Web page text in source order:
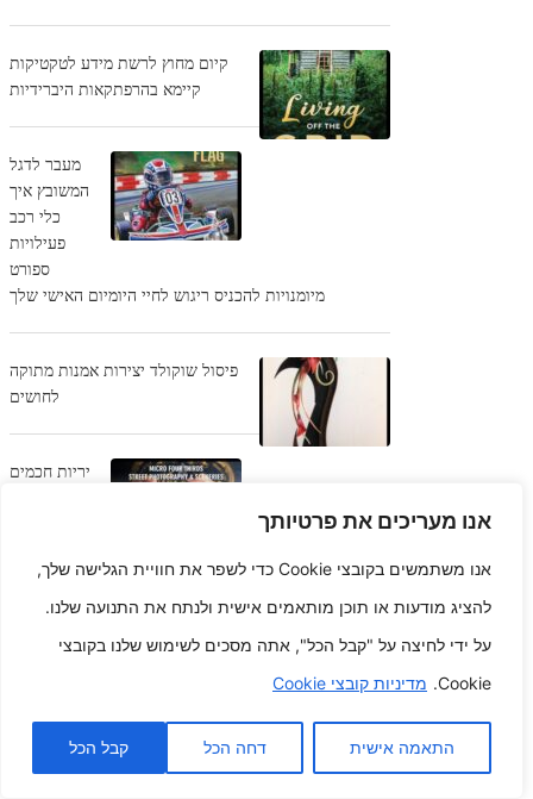
אנו מעריכים את פרטיותך
אנו משתמשים בקובצי Cookie כדי לשפר את חוויית הגלישה שלך,
להציג מודעות או תוכן מותאמים אישית ולנתח את התנועה שלנו.
על ידי לחיצה על "קבל הכל", אתה מסכים לשימוש שלנו בקובצי
Cookie. מדיניות קובצי Cookie
התאמה אישית דחה הכל קבל הכל
קיום מחוץ לרשת מידע לטקטיקות
קיימא בהרפתקאות היברידיות
מעבר לדגל
המשובץ איך
כלי רכב
פעילויות
ספורט
מיומנויות להכניס ריגוש לחיי היומיום האישי שלך
פיסול שוקולד יצירות אמנות מתוקה
לחושים
יריות חכמים
הטובות
ביותר להרפתקאות תמונות אורבני
פרודוקטיביות ואלגנטיות מקסימליים